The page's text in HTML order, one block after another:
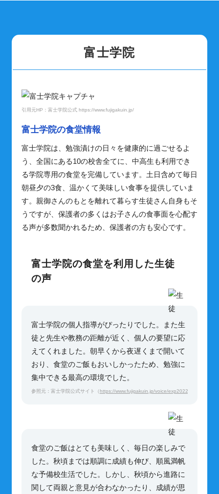
富士学院
引用元HP：富士学院公式 https://www.fujigakuin.jp/
富士学院の食堂情報
富士学院は、勉強漬けの日々を健康的に過ごせるよ
う、全国にある10の校舎全てに、中高生も利用でき
る学院専用の食堂を完備しています。土日含めて毎日
朝昼夕の3食、温かくて美味しい食事を提供していま
す。親御さんのもとを離れて暮らす生徒さん自身もそ
うですが、保護者の多くはお子さんの食事面を心配す
る声が多数聞かれるため、保護者の方も安心です。
富士学院の食堂を利用した生徒
の声
富士学院の個人指導がぴったりでした。また生
徒と先生や教務の距離が近く、個人の要望に応
えてくれました。朝早くから夜遅くまで開いて
おり、食堂のご飯もおいしかったため、勉強に
集中できる最高の環境でした。
参照元：富士学院公式サイト（https://www.fujigakuin.jp/voice/exp2022/
食堂のご飯はとても美味しく、毎日の楽しみで
した。秋頃までは順調に成績も伸び、順風満帆
な予備校生活でした。しかし、秋頃から進路に
関して両親と意見が合わなかったり、成績が思